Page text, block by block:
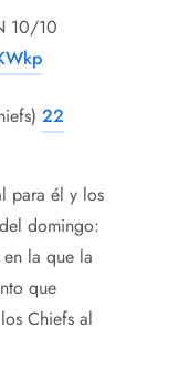
10/10
22
para él y los
domingo:
la que la
que
Chiefs al